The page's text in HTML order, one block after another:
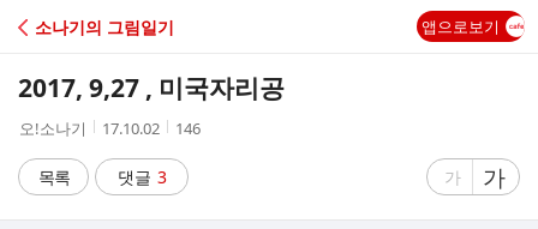
C
A
소나기의 그림일기 앱으로보기
2017, 9,27 , 미국자리공
작
자
오!소나기
작
시
간
17.10.02
조
수
146
목록 댓글 3
글
가
글
자
가